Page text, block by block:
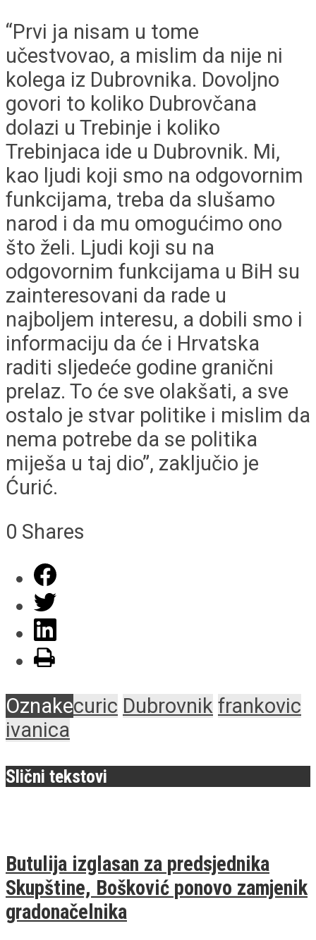
“Prvi ja nisam u tome
učestvovao, a mislim da nije ni
kolega iz Dubrovnika. Dovoljno
govori to koliko Dubrovčana
dolazi u Trebinje i koliko
Trebinjaca ide u Dubrovnik. Mi,
kao ljudi koji smo na odgovornim
funkcijama, treba da slušamo
narod i da mu omogućimo ono
što želi. Ljudi koji su na
odgovornim funkcijama u BiH su
zainteresovani da rade u
najboljem interesu, a dobili smo i
informaciju da će i Hrvatska
raditi sljedeće godine granični
prelaz. To će sve olakšati, a sve
ostalo je stvar politike i mislim da
nema potrebe da se politika
miješa u taj dio”, zaključio je
Ćurić.
0 Shares
Oznakecuric Dubrovnik frankovic
ivanica
Slični tekstovi
Butulija izglasan za predsjednika
Skupštine, Bošković ponovo zamjenik
gradonačelnika